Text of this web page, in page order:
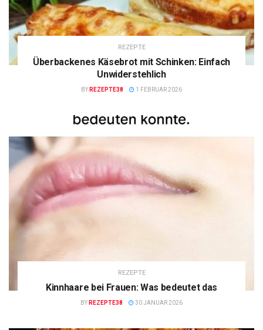
REZEPTE
Überbackenes Käsebrot mit Schinken: Einfach
Unwiderstehlich
BY REZEPTE38 1 FEBRUAR 2026
REZEPTE
Kinnhaare bei Frauen: Was bedeutet das
BY REZEPTE38 30 JANUAR 2026